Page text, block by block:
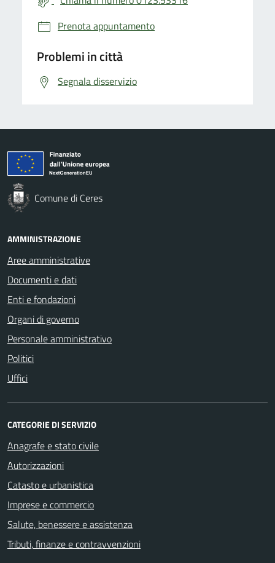
Prenota appuntamento
Problemi in città
Segnala disservizio
Comune di Ceres
AMMINISTRAZIONE
Aree amministrative
Documenti e dati
Enti e fondazioni
Organi di governo
Personale amministrativo
Politici
Uffici
CATEGORIE DI SERVIZIO
Anagrafe e stato civile
Autorizzazioni
Catasto e urbanistica
Imprese e commercio
Salute, benessere e assistenza
Tributi, finanze e contravvenzioni